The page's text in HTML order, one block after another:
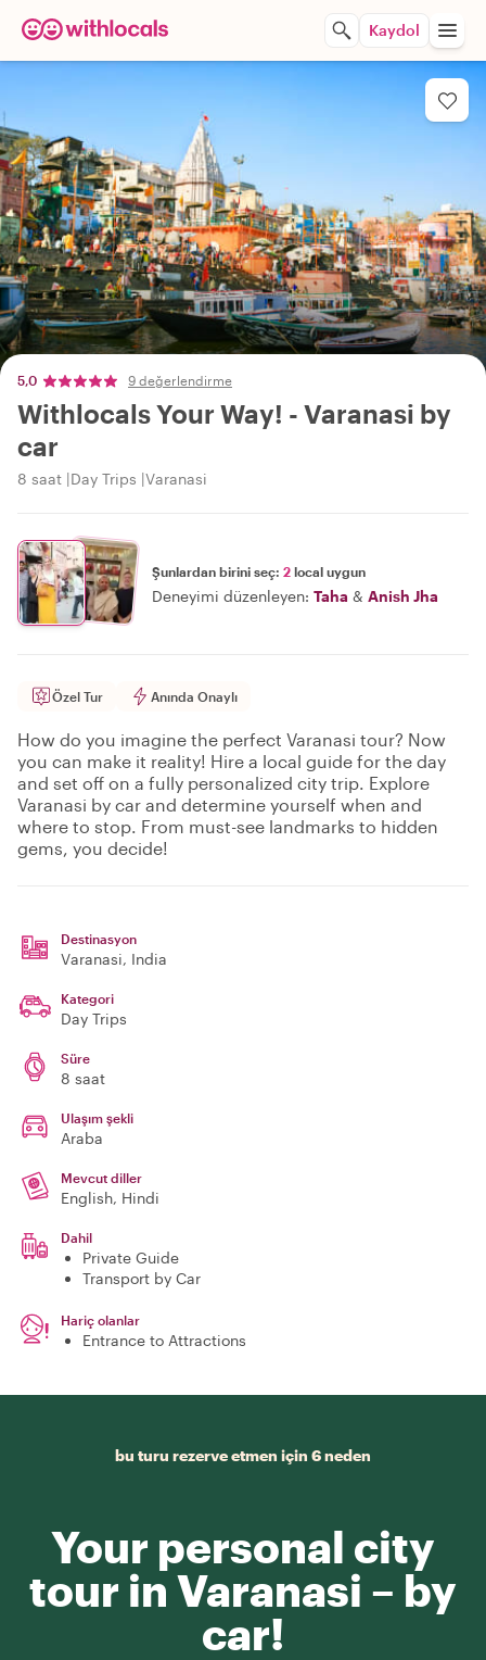
Kaydol
5,0 9 değerlendirme
Withlocals Your Way! - Varanasi by
car
8 saat Day Trips Varanasi
Şunlardan birini seç: 2 local uygun
Deneyimi düzenleyen: Taha & Anish Jha
Özel Tur Anında Onaylı
How do you imagine the perfect Varanasi tour? Now
you can make it reality! Hire a local guide for the day
and set off on a fully personalized city trip. Explore
Varanasi by car and determine yourself when and
where to stop. From must-see landmarks to hidden
gems, you decide!
Destinasyon
Varanasi, India
Kategori
Day Trips
Süre
8 saat
Ulaşım şekli
Araba
Mevcut diller
English, Hindi
Dahil
Private Guide
Transport by Car
Hariç olanlar
Entrance to Attractions
bu turu rezerve etmen için 6 neden
Your personal city
tour in Varanasi – by
car!